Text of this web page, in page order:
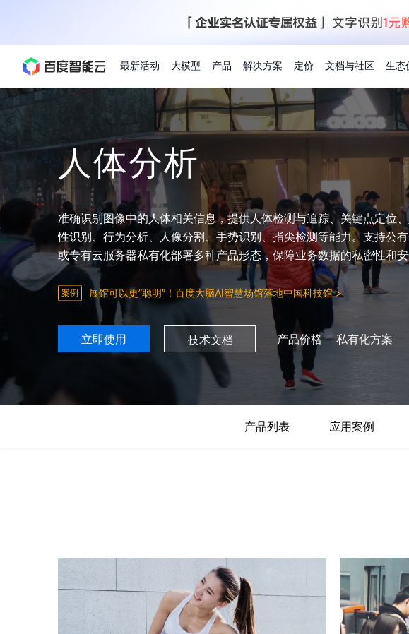
最新活动 大模型 产品 解决方案 定价 文档与社区 生态
精选活动
云服务器品类特惠
云服务器2核4G低至39元/年
免费试用体验馆
注册并完成实名认证，立即体验热门产品
人工智能热销榜
新购1元，AI能力引擎量包低至75折
大模型增值服务上新
新手专享
新客限时体验
企业数字员工9.9元
企业专享权益
权益礼包至高可减6000元
云推广大使限时招募中
推荐新客下单返利 最高8万元
免费大模型课程
入门到进阶，大模型系列课程一站观看
百度千帆
以Agent为核心的一站式企业级大模型服务平台
百度搭子
你的超级AI助手
文心大模型
ERNIE 5.1
搜索能力登顶国内，预训练成本仅为业界6%
DeepSeek-V4
结构创新和超高上下文效率、Agent 能力得到专项优化
ERNIE 4.5 Turbo
ERNIE X1 Turbo
具备更长的思维链，更强的深度思考能力
ERNIE X1.1
PaddleOCR-VL
25年搜索沉淀，权威高质多模态信源
全能AI助手
深度研究Agent
精选推荐
百度千帆 智能应用
智能体 语音技术
图像技术
人脸与人体 语言与知识
存储
优惠上云 上云领万元新购券
DuClaw
一键部署DuClaw，零门槛部署7x24小时个人超级
云服务器 BCC
安全稳定，提供高弹性的云计算服务
百度网盘企业版
GPU云服务器
配备GPU的云端服务器，计算密集型应用专享
为用户访问公网提供IP地址和公网带宽，增加用
精选推荐
行业解决方案
通用解决方案
解决方案实践
AI应用与智能体
Hermes Agent应用部署
快速搭建企业AI知识库问答平台
10分钟快速部署OpenClaw
快速搭建与AI Workflow 编排平台
搭建私有知识库与AI助手
搭建官网在线客服与线索转化入口
价格计算器
自由搭配产品组合，轻松预估成本
价格详情
了解定价模式，合理选择计费模式
文档
百度千帆·大模型服务及Agent开发平台
百度伐谋
客悦
数字员工-营销内容创作
数字员工-组件开放平台
人脸识别
开发者资源
千帆AI应用开发者中心
SDK中心
API平台
示例代码中心
新手入门
入门指南
最佳实践
关于合作伙伴
我们的伙伴体系
查询合作伙伴
优秀伙伴展示
精品案例展示
AI原生应用商店
特惠榜单
成为合作伙伴
代理销售伙伴
解决方案销售伙伴
技术合作伙伴
服务伙伴
云市场
网站建设
安全服务
合作伙伴
合作伙伴
合作伙伴
合作伙伴
飞桨企业
生态伙
船舶与海
基础服务
自助工具
提供常见使用问题快速解决通道
智能助手
提供常见使用问题快速解决通道
工单服务
7 × 24 小时在线提供服务
增值服务-百度智能云知一
大模型专家服务
提供常见使用问题快速解决通道
云专家服务
一对一定制化支持服务
企业支持计划
学习
培训
学练
课程
全场
市场活动
2026 百度AI开发者大会
开启「万物一体」新纪元
文心 Moment 大会
文心大模型 5.0 正式版上线
最佳实践
智能中国 | 数字化转型进行时
联合央视聚焦企业数字化转型
智能中国 | 标杆案例
云智一体赋能千行百业
行业
行业
权威
分析
权威
人体分析
准确识别图像中的人体相关信息，提供人体检测与追踪、关键点定位
性识别、行为分析、人像分割、手势识别、指尖检测等能力。支持公
或专有云服务器私有化部署多种产品形态，保障业务数据的私密性和
案例 展馆可以更”聪明”！百度大脑AI智慧场馆落地中国科技馆>
立即使用 技术文档 产品价格 私有化方案
产品列表 应用案例